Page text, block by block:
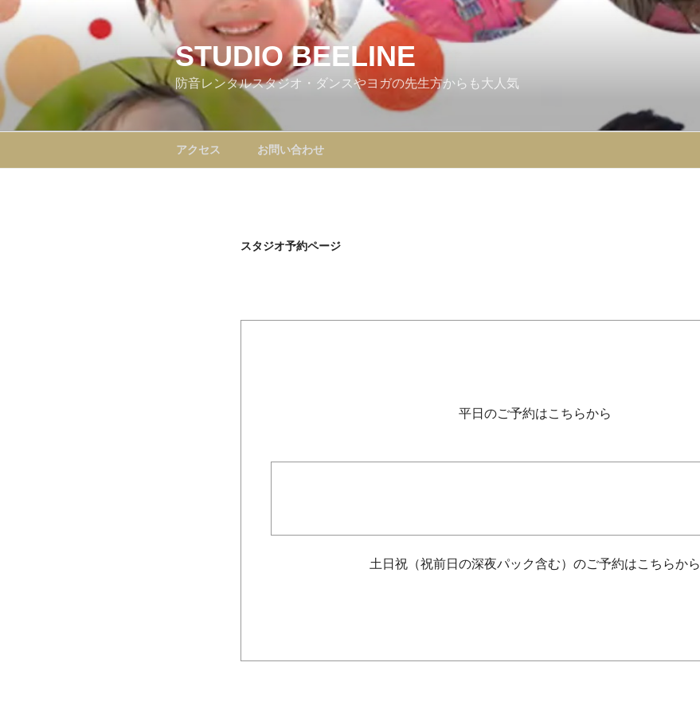
ン
テ
ン
ツ
ス
STUDIO BEELINE
防音レンタルスタジオ・ダンスやヨガの先生方からも大人気
アクセス お問い合わせ
スタジオ予約ページ
平日のご予約はこちらから
土日祝（祝前日の深夜パック含む）のご予約はこちらから